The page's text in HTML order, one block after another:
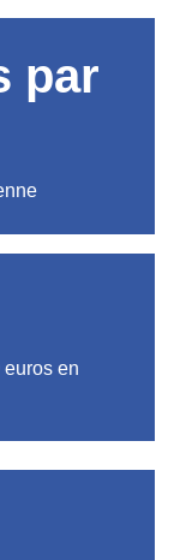
par
euros en